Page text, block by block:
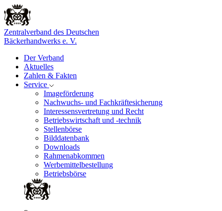
Zentralverband des Deutschen
Bäckerhandwerks e. V.
Der Verband
Aktuelles
Zahlen & Fakten
Service
Imageförderung
Nachwuchs- und Fachkräftesicherung
Interessensvertretung und Recht
Betriebswirtschaft und -technik
Stellenbörse
Bilddatenbank
Downloads
Rahmenabkommen
Werbemittelbestellung
Betriebsbörse